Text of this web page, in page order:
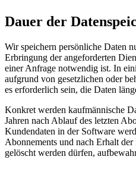
Dauer der
Wir speichern persönliche Daten
Erbringung der angeforderten
einer Anfrage notwendig ist. In
aufgrund von gesetzlichen oder
es erforderlich sein, die Daten
Konkret werden kaufmännische
Jahren nach Ablauf des letzten
Kundendaten in der Software
Abonnements und nach Erhalt
gelöscht werden dürfen,